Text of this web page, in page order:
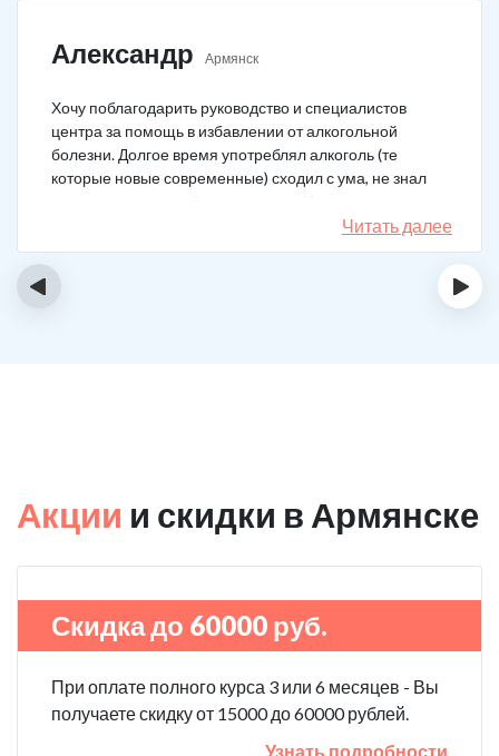
Александр Армянск
Хочу поблагодарить руководство и специалистов
центра за помощь в избавлении от алкогольной
болезни. Долгое время употреблял алкоголь (те
которые новые современные) сходил с ума, не знал
куда деться от своей зависимости. Искал тех кто
сможет мне помочь в интернете, позвонил, приехал.
На сегодняшний день не употребляю!
Читать далее
‹ ›
Акции и скидки в Армянске
Скидка до 60000 руб.
При оплате полного курса 3 или 6 месяцев - Вы
получаете скидку от 15000 до 60000 рублей.
Узнать подробности